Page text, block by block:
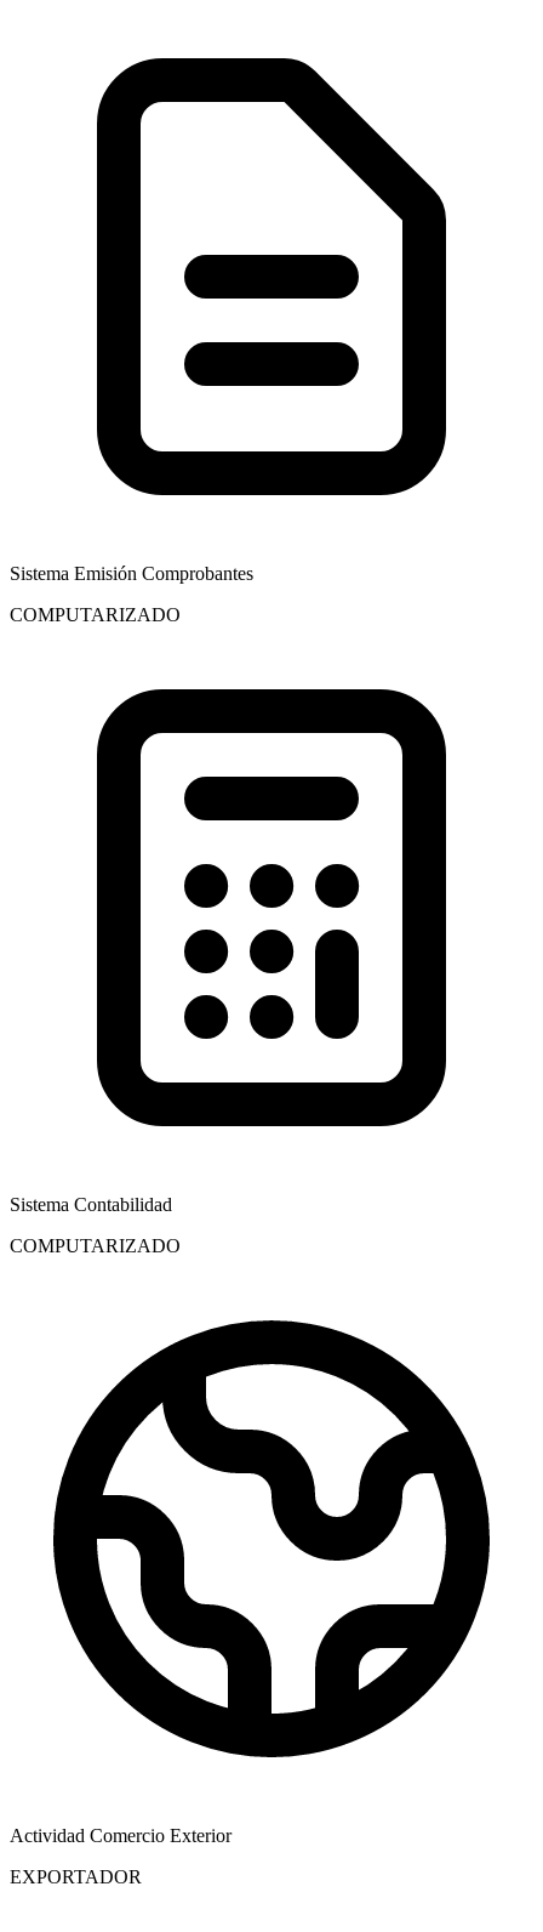
Sistema Emisión Comprobantes
COMPUTARIZADO
Sistema Contabilidad
COMPUTARIZADO
Actividad Comercio Exterior
EXPORTADOR